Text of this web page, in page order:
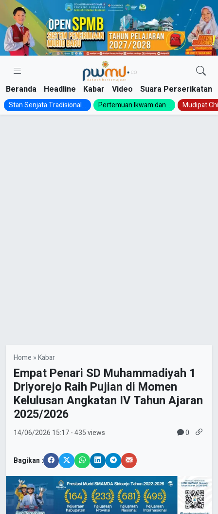
Skip
content
Beranda Headline Kabar Video Suara Perserikatan
Stan Senjata Tradisional... Pertemuan Ikwam dan... Mudipat
Home »Kabar
Empat Penari SD Muhammadiyah 1
Driyorejo Raih Pujian di Momen
Kelulusan Angkatan IV Tahun Ajaran
2025/2026
14/06/2026 15:17- 435 views 0
Bagikan :